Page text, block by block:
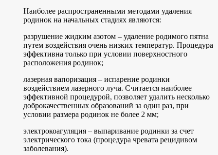
Наиболее распространенными методами удаления
родинок на начальных стадиях являются:
разрушение жидким азотом – удаление родимого пятна
путем воздействия очень низких температур. Процедура
эффективна только при условии поверхностного
расположения родинок;
лазерная вапоризация – испарение родинки
воздействием лазерного луча. Считается наиболее
эффективной процедурой, позволяет удалить несколько
доброкачественных образований за один раз, при
условии размера родинок не более 2 мм;
электрокоагуляция – выпаривание родинки за счет
электрического тока (процедура чревата рецидивом
заболевания).